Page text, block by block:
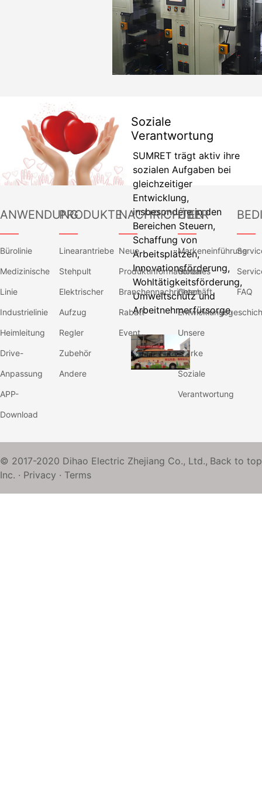
Soziale
Verantwortung
SUMRET trägt aktiv ihre
sozialen Aufgaben bei
gleichzeitiger
Entwicklung,
insbesondere in den
Bereichen Steuern,
Schaffung von
Arbeitsplätzen,
Innovationsförderung,
Wohltätigkeitsförderung,
Umweltschutz und
Arbeitnehmerfürsorge.
Previous Next
ANWENDUNG
——
Bürolinie
Medizinische
Linie
Industrielinie
Heimleitung
Drive-
Anpassung
APP-
Download
PRODUKTE
——
Linearantriebe
Stehpult
Elektrischer
Aufzug
Regler
Zubehör
Andere
NACHRICHTEN
——
Neue
Produktinformationen
Branchennachrichten
Rabatt-
Event
ÜBER
——
Markeneinführung
Globales
Geschäft
Unsere
Stärke
Soziale
Verantwortung
——
FAQ
Back to top
© 2017-2020 Dihao Electric Zhejiang Co., Ltd.,
Inc. · Privacy · Terms